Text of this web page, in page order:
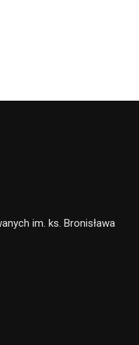
im. ks. Bronisława